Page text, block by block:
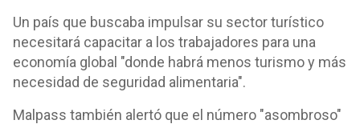
Un país que buscaba impulsar su sector turístico
necesitará capacitar a los trabajadores para una
economía global "donde habrá menos turismo y más
necesidad de seguridad alimentaria".
Malpass también alertó que el número "asombroso"